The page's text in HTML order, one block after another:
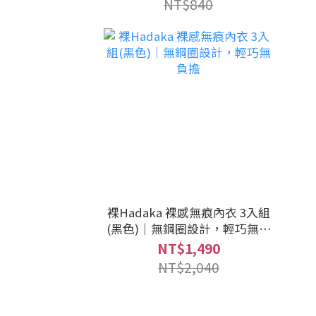
NT$840
裸Hadaka 裸感無痕內衣 3入組
(黑色)｜無鋼圈設計，輕巧無負
擔
NT$1,490
NT$2,040